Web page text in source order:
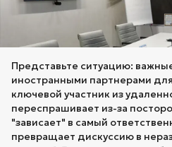
Представьте ситуацию:
иностранными партнерами
ключевой участник из
переспрашивает из-за
"зависает" в самый
превращает дискуссию в